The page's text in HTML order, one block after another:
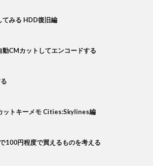
てみる HDD復旧編
CMカットしてエンコードする
ットキーメモ Cities:Skylines編
100円程度で買えるものを考える